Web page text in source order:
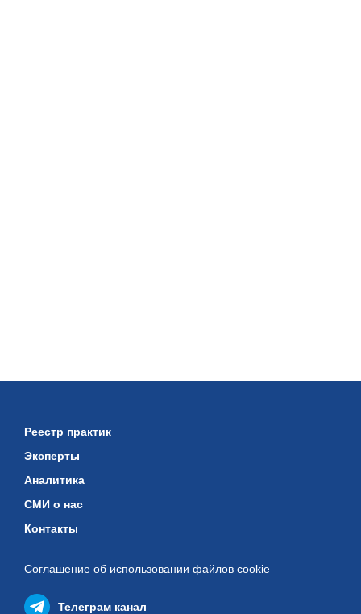
Реестр практик
Эксперты
Аналитика
СМИ о нас
Контакты
Телеграм канал
Соглашение об использовании файлов cookie